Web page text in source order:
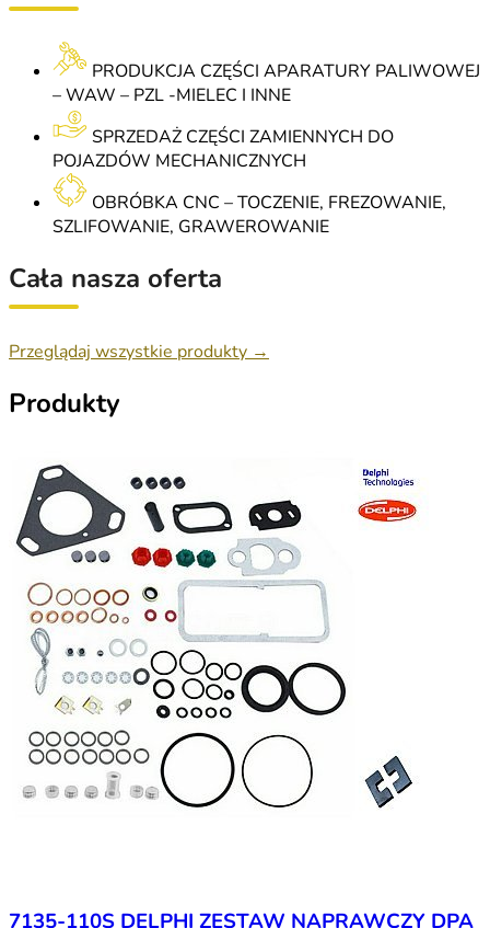
PRODUKCJA CZĘŚCI APARATURY PALIWOWEJ
– WAW – PZL -MIELEC I INNE
SPRZEDAŻ CZĘŚCI ZAMIENNYCH DO
POJAZDÓW MECHANICZNYCH
OBRÓBKA CNC – TOCZENIE, FREZOWANIE,
SZLIFOWANIE, GRAWEROWANIE
Cała nasza oferta
Przeglądaj wszystkie produkty →
Produkty
7135-110S DELPHI ZESTAW NAPRAWCZY DPA